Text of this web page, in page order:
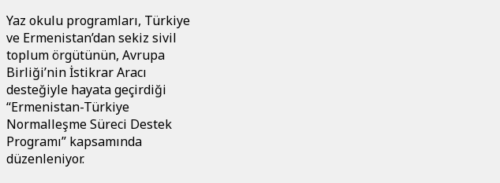
Yaz okulu programları, Türkiye
ve Ermenistan’dan sekiz sivil
toplum örgütünün, Avrupa
Birliği’nin İstikrar Aracı
desteğiyle hayata geçirdiği
“Ermenistan-Türkiye
Normalleşme Süreci Destek
Programı” kapsamında
düzenleniyor.